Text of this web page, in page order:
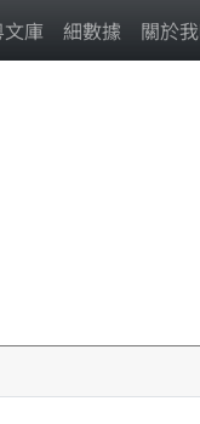
文庫 細數據 關於